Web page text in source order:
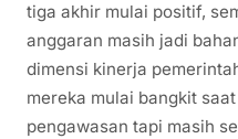
tiga akhir mulai positif,
anggaran masih jadi
dimensi kinerja
mereka mulai bangkit
pengawasan tapi masih